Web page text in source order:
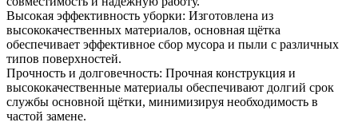
Высокая эффективность уборки: Изготовлена из
высококачественных материалов, основная щётка
обеспечивает эффективное сбор мусора и пыли с различных
типов поверхностей.
Прочность и долговечность: Прочная конструкция и
высококачественные материалы обеспечивают долгий срок
службы основной щётки, минимизируя необходимость в
частой замене.